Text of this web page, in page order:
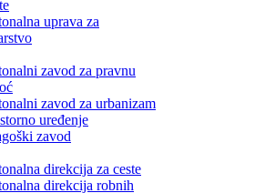
uprava za
zavod za pravnu
zavod za urbanizam
uređenje
zavod
direkcija za ceste
direkcija robnih